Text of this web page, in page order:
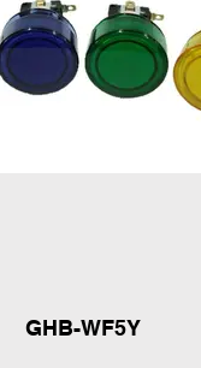
GHB-WF5Y